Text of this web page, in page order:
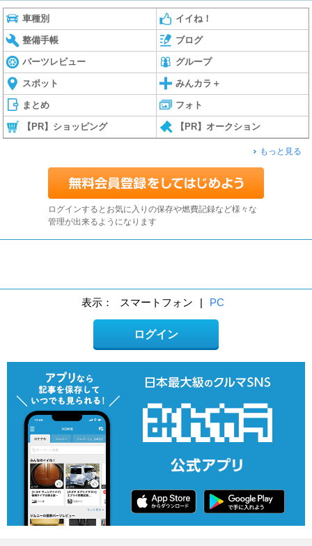
車種別 イイね！
整備手帳 ブログ
パーツレビュー グループ
スポット みんカラ＋
まとめ フォト
【PR】ショッピング 【PR】オークション
もっと見る
ログインするとお気に入りの保存や燃費記録など様々な
管理が出来るようになります
表示： スマートフォン | PC
ログイン